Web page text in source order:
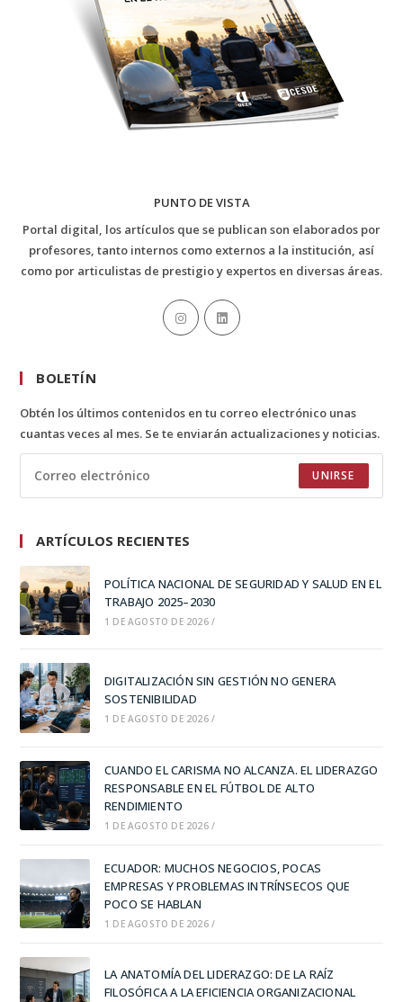
PUNTO DE VISTA
Portal digital, los artículos que se publican son elaborados por
profesores, tanto internos como externos a la institución, así
como por articulistas de prestigio y expertos en diversas áreas.
BOLETÍN
Obtén los últimos contenidos en tu correo electrónico unas
cuantas veces al mes. Se te enviarán actualizaciones y noticias.
UNIRSE
ARTÍCULOS RECIENTES
POLÍTICA NACIONAL DE SEGURIDAD Y SALUD EN EL
TRABAJO 2025–2030
1 DE AGOSTO DE 2026 /
DIGITALIZACIÓN SIN GESTIÓN NO GENERA
SOSTENIBILIDAD
1 DE AGOSTO DE 2026 /
CUANDO EL CARISMA NO ALCANZA. EL LIDERAZGO
RESPONSABLE EN EL FÚTBOL DE ALTO
RENDIMIENTO
1 DE AGOSTO DE 2026 /
ECUADOR: MUCHOS NEGOCIOS, POCAS
EMPRESAS Y PROBLEMAS INTRÍNSECOS QUE
POCO SE HABLAN
1 DE AGOSTO DE 2026 /
LA ANATOMÍA DEL LIDERAZGO: DE LA RAÍZ
FILOSÓFICA A LA EFICIENCIA ORGANIZACIONAL